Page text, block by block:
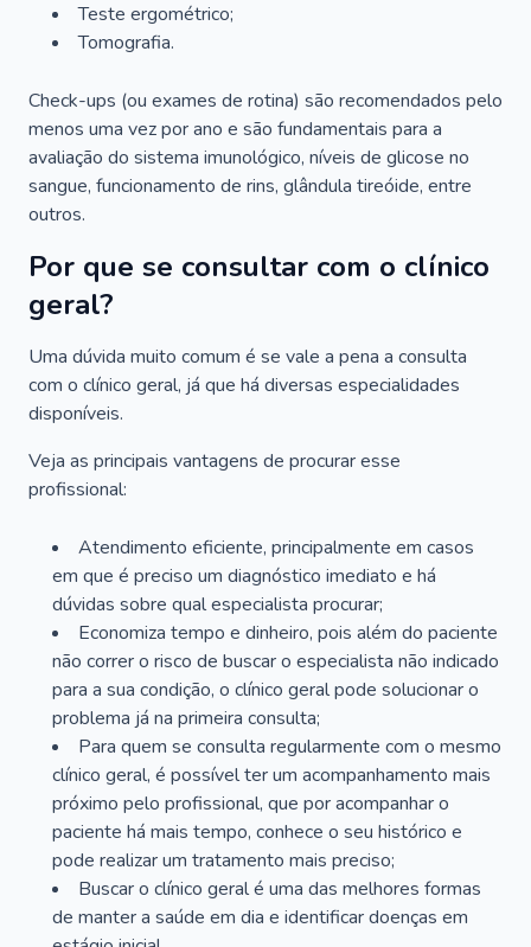
Teste ergométrico;
Tomografia.
Check-ups (ou exames de rotina) são recomendados pelo
menos uma vez por ano e são fundamentais para a
avaliação do sistema imunológico, níveis de glicose no
sangue, funcionamento de rins, glândula tireóide, entre
outros.
Por que se consultar com o clínico
geral?
Uma dúvida muito comum é se vale a pena a consulta
com o clínico geral, já que há diversas especialidades
disponíveis.
Veja as principais vantagens de procurar esse
profissional:
Atendimento eficiente, principalmente em casos
em que é preciso um diagnóstico imediato e há
dúvidas sobre qual especialista procurar;
Economiza tempo e dinheiro, pois além do paciente
não correr o risco de buscar o especialista não indicado
para a sua condição, o clínico geral pode solucionar o
problema já na primeira consulta;
Para quem se consulta regularmente com o mesmo
clínico geral, é possível ter um acompanhamento mais
próximo pelo profissional, que por acompanhar o
paciente há mais tempo, conhece o seu histórico e
pode realizar um tratamento mais preciso;
Buscar o clínico geral é uma das melhores formas
de manter a saúde em dia e identificar doenças em